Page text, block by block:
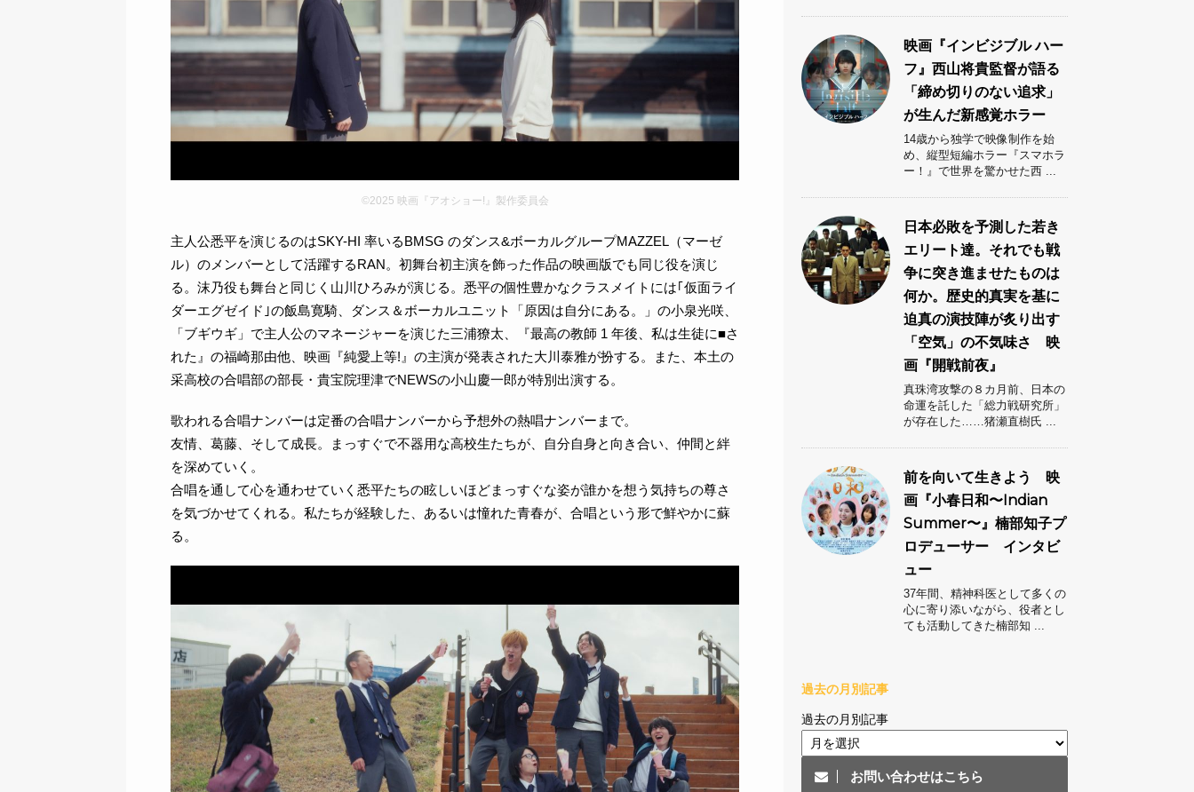
©2025 映画『アオショー!』製作委員会
主人公悉平を演じるのはSKY-HI 率いるBMSG のダンス&ボーカルグループMAZZEL（マーゼ
ル）のメンバーとして活躍するRAN。初舞台初主演を飾った作品の映画版でも同じ役を演じ
る。沫乃役も舞台と同じく山川ひろみが演じる。悉平の個性豊かなクラスメイトには｢仮面ライ
ダーエグゼイド｣の飯島寛騎、ダンス＆ボーカルユニット「原因は自分にある。」の小泉光咲、
「ブギウギ」で主人公のマネージャーを演じた三浦獠太、『最高の教師 1 年後、私は生徒に■さ
れた』の福崎那由他、映画『純愛上等!』の主演が発表された大川泰雅が扮する。また、本土の
采高校の合唱部の部長・貴宝院理津でNEWSの小山慶一郎が特別出演する。
歌われる合唱ナンバーは定番の合唱ナンバーから予想外の熱唱ナンバーまで。
友情、葛藤、そして成長。まっすぐで不器用な高校生たちが、自分自身と向き合い、仲間と絆
を深めていく。
合唱を通して心を通わせていく悉平たちの眩しいほどまっすぐな姿が誰かを想う気持ちの尊さ
を気づかせてくれる。私たちが経験した、あるいは憧れた青春が、合唱という形で鮮やかに蘇
る。
映画『インビジブル ハー
フ』西山将貴監督が語る
「締め切りのない追求」
が生んだ新感覚ホラー
14歳から独学で映像制作を始
め、縦型短編ホラー『スマホラ
ー！』で世界を驚かせた西 ...
日本必敗を予測した若き
エリート達。それでも戦
争に突き進ませたものは
何か。歴史的真実を基に
迫真の演技陣が炙り出す
「空気」の不気味さ 映
画『開戦前夜』
真珠湾攻撃の８カ月前、日本の
命運を託した「総力戦研究所」
が存在した……猪瀬直樹氏 ...
前を向いて生きよう 映
画『小春日和〜Indian
Summer〜』楠部知子プ
ロデューサー インタビ
ュー
37年間、精神科医として多くの
心に寄り添いながら、役者とし
ても活動してきた楠部知 ...
過去の月別記事
過去の月別記事
お問い合わせはこちら